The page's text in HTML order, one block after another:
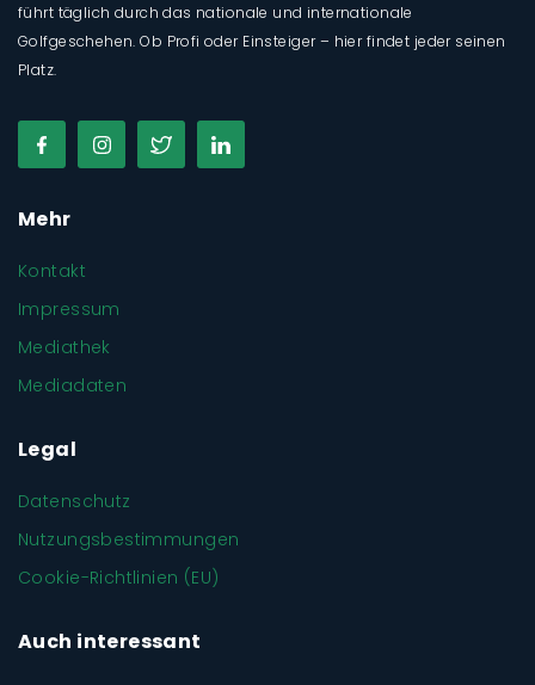
führt täglich durch das nationale und internationale
Golfgeschehen. Ob Profi oder Einsteiger – hier findet jeder seinen
Platz.
Mehr
Kontakt
Impressum
Mediathek
Mediadaten
Legal
Datenschutz
Nutzungsbestimmungen
Cookie-Richtlinien (EU)
Auch interessant